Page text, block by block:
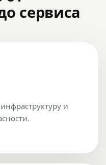
сервиса
и